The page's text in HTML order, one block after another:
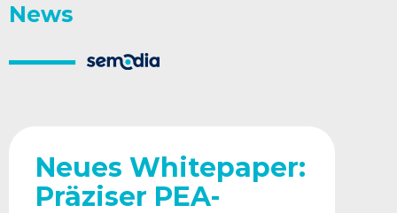
News
Neues Whitepaper:
Präziser PEA-